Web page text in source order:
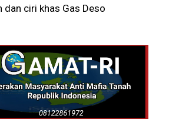
dan ciri khas Gas Deso